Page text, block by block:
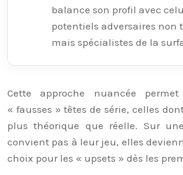
balance son profil avec
potentiels adversaires non
mais spécialistes de la
Cette approche nuancée
« fausses » têtes de série, celles
plus théorique que réelle. Sur
convient pas à leur jeu, elles
choix pour les « upsets » dès les